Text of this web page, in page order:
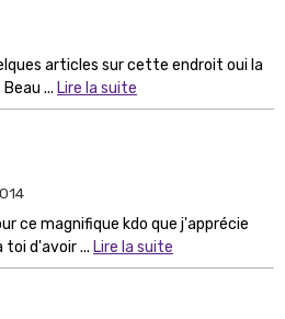
articles sur cette endroit oui la
... Lire la suite
ce magnifique kdo que j'apprécie
d'avoir ... Lire la suite